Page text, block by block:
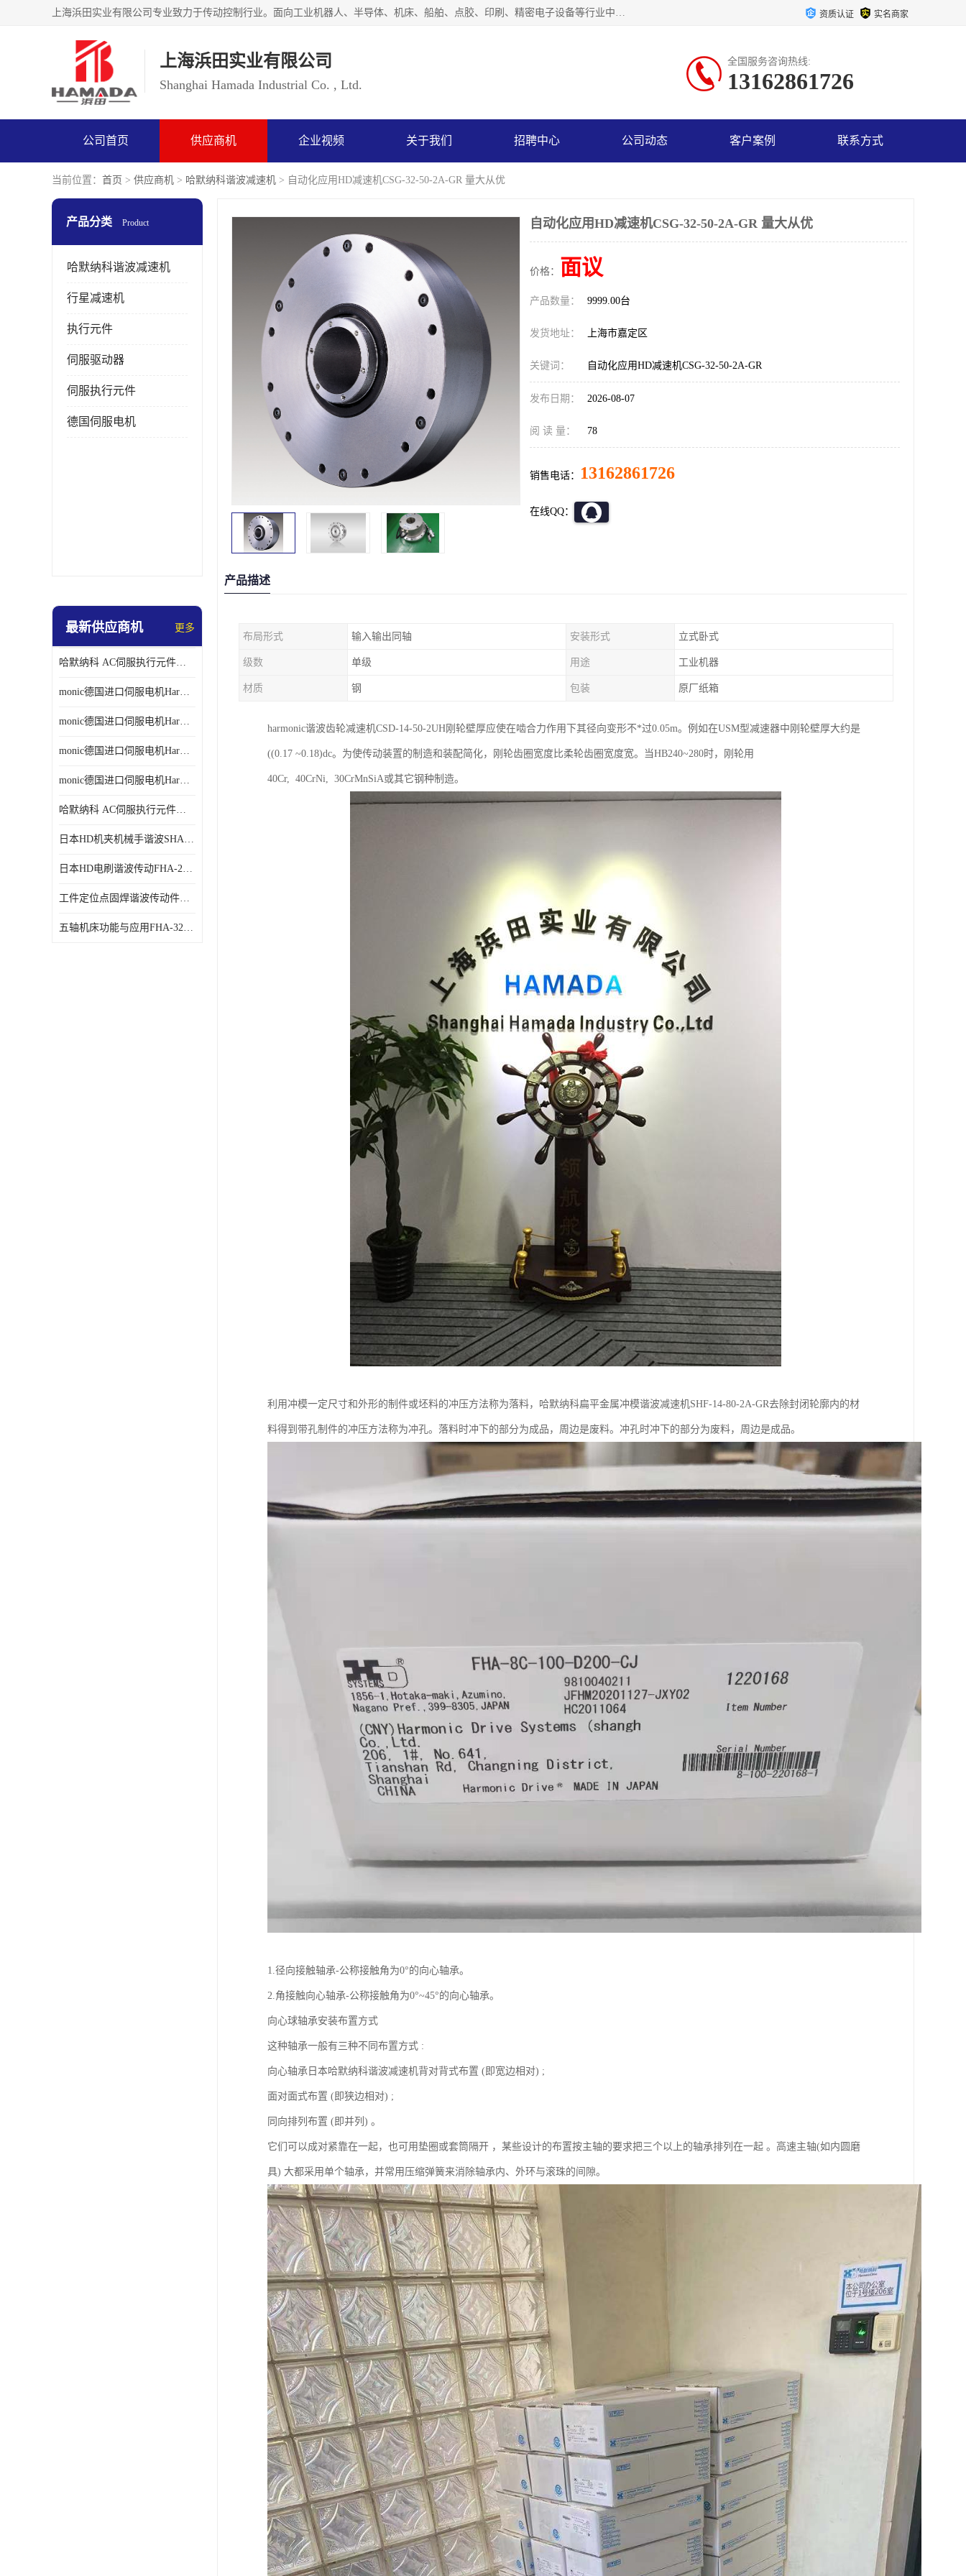
上海浜田实业有限公司专业致力于传动控制行业。面向工业机器人、半导体、机床、船舶、点胶、印刷、精密电子设备等行业中的运动控制技术。为日本哈默纳科（HarmonicDrive简称HD）中国地区定代理商，其生产的HarmonicDrive谐波减速机，具有轻量、小型、传动效率高、减速范围广、精度高等特点，被广泛应用于各种传动系统中。完善的技术，完善的售后，让您的选择无后顾之忧，欢迎您的来电洽谈！ 资质认证 实名商家
上海浜田实业有限公司
Shanghai Hamada Industrial Co. , Ltd.
全国服务咨询热线:
13162861726
公司首页 供应商机 企业视频 关于我们 招聘中心 公司动态 客户案例 联系方式
当前位置： 首页 > 供应商机 > 哈默纳科谐波减速机 > 自动化应用HD减速机CSG-32-50-2A-GR 量大从优
产品分类 Product
哈默纳科谐波减速机
行星减速机
执行元件
伺服驱动器
伺服执行元件
德国伺服电机
最新供应商机 更多
哈默纳科 AC伺服执行元件扁平型SHA系列 议价
monic德国进口伺服电机Har中国总代理单价
monic德国进口伺服电机Har中国总代理代理
monic德国进口伺服电机Har中国总代理公司
monic德国进口伺服电机Har中国总代理供应
哈默纳科 AC伺服执行元件扁平型SHA系列
日本HD机夹机械手谐波SHA32A120CG-B12B
日本HD电刷谐波传动FHA-25C-50-E250-C
工件定位点固焊谐波传动件哈默纳科CSF-45-100-2UH
五轴机床功能与应用FHA-32C-50-US250
自动化应用HD减速机CSG-32-50-2A-GR 量大从优
价格： 面议
产品数量： 9999.00台
发货地址： 上海市嘉定区
关键词： 自动化应用HD减速机CSG-32-50-2A-GR
发布日期： 2026-08-07
阅 读 量： 78
销售电话： 13162861726
在线QQ：
产品描述
布局形式 输入输出同轴 安装形式 立式卧式
级数 单级 用途 工业机器
材质 钢 包装 原厂纸箱
harmonic谐波齿轮减速机CSD-14-50-2UH刚轮壁厚应使在啮合力作用下其径向变形不*过0.05m。例如在USM型减速器中刚轮壁厚大约是
((0.17 ~0.18)dc。为使传动装置的制造和装配简化，刚轮齿圈宽度比柔轮齿圈宽度宽。当HB240~280时，刚轮用
40Cr, 40CrNi, 30CrMnSiA或其它钢种制造。
利用冲模一定尺寸和外形的制件或坯料的冲压方法称为落料，哈默纳科扁平金属冲模谐波减速机SHF-14-80-2A-GR去除封闭轮廓内的材
料得到带孔制件的冲压方法称为冲孔。落料时冲下的部分为成品，周边是废料。冲孔时冲下的部分为废料，周边是成品。
1.径向接触轴承-公称接触角为0°的向心轴承。
2.角接触向心轴承-公称接触角为0°~45°的向心轴承。
向心球轴承安装布置方式
这种轴承一般有三种不同布置方式 :
向心轴承日本哈默纳科谐波减速机背对背式布置 (即宽边相对) ;
面对面式布置 (即狭边相对) ;
同向排列布置 (即并列) 。
它们可以成对紧靠在一起，也可用垫圈或套筒隔开 ，某些设计的布置按主轴的要求把三个以上的轴承排列在一起 。高速主轴(如内圆磨
具) 大都采用单个轴承，并常用压缩弹簧来消除轴承内、外环与滚珠的间隙。